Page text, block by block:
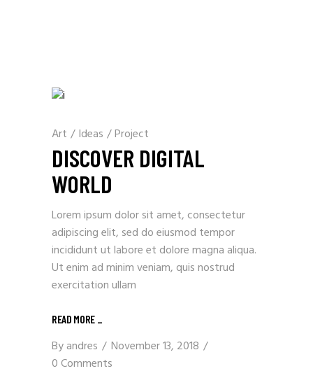
Art / Ideas /Project
DISCOVER DIGITAL
WORLD
Lorem ipsum dolor sit amet, consectetur
adipiscing elit, sed do eiusmod tempor
incididunt ut labore et dolore magna aliqua.
Ut enim ad minim veniam, quis nostrud
exercitation ullam
READ MORE _
Byandres
November 13, 2018
0 Comments